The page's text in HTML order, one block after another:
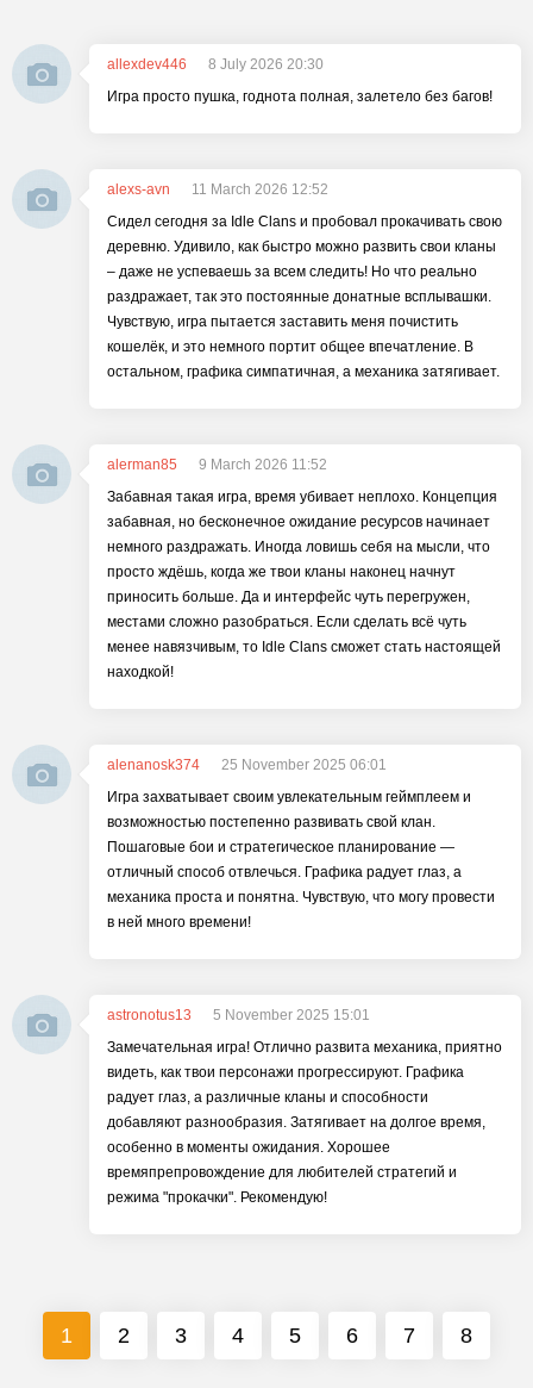
allexdev446
8 July 2026 20:30
Игра просто пушка, годнота полная, залетело без багов!
alexs-avn
11 March 2026 12:52
Сидел сегодня за Idle Clans и пробовал прокачивать свою
деревню. Удивило, как быстро можно развить свои кланы
– даже не успеваешь за всем следить! Но что реально
раздражает, так это постоянные донатные всплывашки.
Чувствую, игра пытается заставить меня почистить
кошелёк, и это немного портит общее впечатление. В
остальном, графика симпатичная, а механика затягивает.
alerman85
9 March 2026 11:52
Забавная такая игра, время убивает неплохо. Концепция
забавная, но бесконечное ожидание ресурсов начинает
немного раздражать. Иногда ловишь себя на мысли, что
просто ждёшь, когда же твои кланы наконец начнут
приносить больше. Да и интерфейс чуть перегружен,
местами сложно разобраться. Если сделать всё чуть
менее навязчивым, то Idle Clans сможет стать настоящей
находкой!
alenanosk374
25 November 2025 06:01
Игра захватывает своим увлекательным геймплеем и
возможностью постепенно развивать свой клан.
Пошаговые бои и стратегическое планирование —
отличный способ отвлечься. Графика радует глаз, а
механика проста и понятна. Чувствую, что могу провести
в ней много времени!
astronotus13
5 November 2025 15:01
Замечательная игра! Отлично развита механика, приятно
видеть, как твои персонажи прогрессируют. Графика
радует глаз, а различные кланы и способности
добавляют разнообразия. Затягивает на долгое время,
особенно в моменты ожидания. Хорошее
времяпрепровождение для любителей стратегий и
режима "прокачки". Рекомендую!
1 2 3 4 5 6 7 8